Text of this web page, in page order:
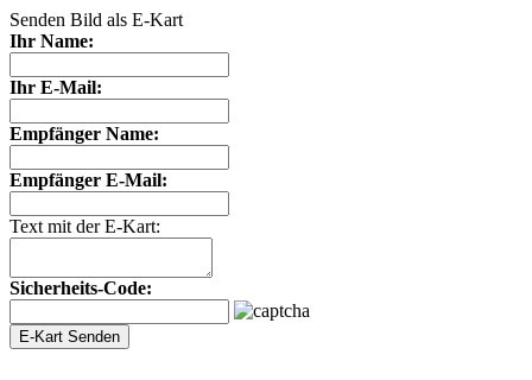
Senden Bild als E-Kart
Ihr Name:
Ihr E-Mail:
Empfänger Name:
Empfänger E-Mail:
Text mit der E-Kart:
Sicherheits-Code: